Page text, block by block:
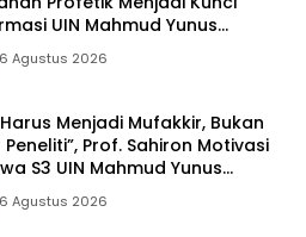
UIN Mahmud Yunus
Menjadi Kampus
Global
6 Agustus 2026
Menjadi Mufakkir, Bukan
Prof. Sahiron Motivasi
S3 UIN Mahmud Yunus
6 Agustus 2026